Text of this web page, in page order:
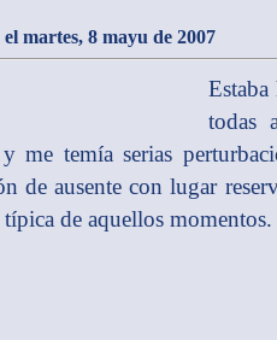
el martes, 8 mayu de 2007
Estaba
todas
me temía serias
de ausente con lugar
de aquellos momentos.